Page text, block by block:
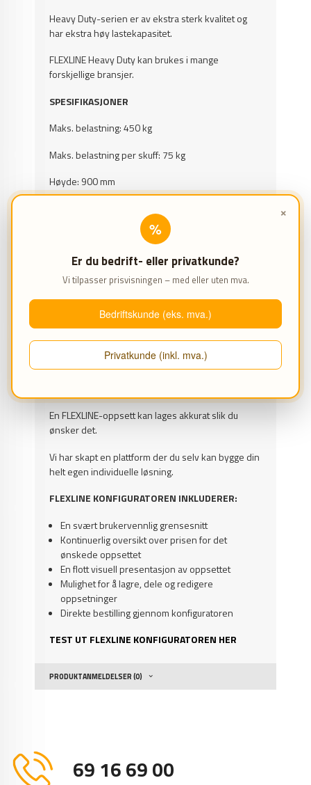
×
%
Er du bedrift- eller privatkunde?
Vi tilpasser prisvisningen – med eller uten mva.
Bedriftskunde (eks. mva.)
Privatkunde (inkl. mva.)
Heavy Duty-serien er av ekstra sterk kvalitet og
har ekstra høy lastekapasitet.
FLEXLINE Heavy Duty kan brukes i mange
forskjellige bransjer.
SPESIFIKASJONER
Maks. belastning: 450 kg
Maks. belastning per skuff: 75 kg
Høyde: 900 mm
EGENSKAPER
7 skuffer
Skuffer med 100% uttrekk
Grep med tekstskinne
Skuffelås for individuell uttrekk av skuffer
montering/plassering av modul
En FLEXLINE-oppsett kan lages akkurat slik du
ønsker det.
Vi har skapt en plattform der du selv kan bygge din
helt egen individuelle løsning.
FLEXLINE KONFIGURATOREN INKLUDERER:
En svært brukervennlig grensesnitt
Kontinuerlig oversikt over prisen for det
ønskede oppsettet
En flott visuell presentasjon av oppsettet
Mulighet for å lagre, dele og redigere
oppsetninger
Direkte bestilling gjennom konfiguratoren
TEST UT FLEXLINE KONFIGURATOREN HER
PRODUKTANMELDELSER (0)
69 16 69 00